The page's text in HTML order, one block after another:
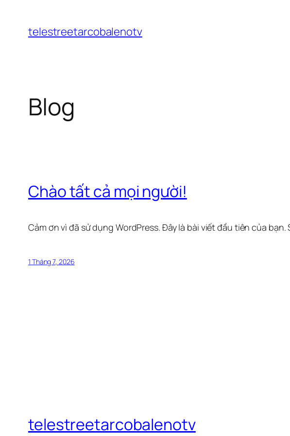
telestreetarcobalenotv
Blog
Chào tất cả mọi người!
Cảm ơn vì đã sử dụng WordPress. Đây là bài viết đầu tiên của
1 Tháng 7, 2026
telestreetarcobalenotv